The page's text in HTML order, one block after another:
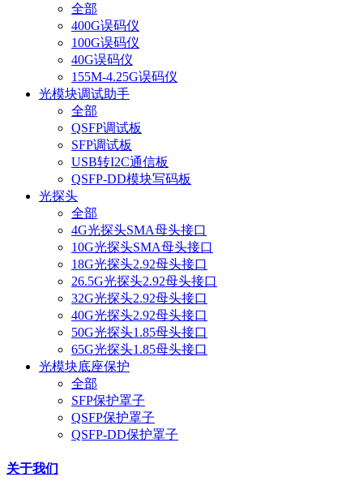
全部
400G误码仪
100G误码仪
40G误码仪
155M-4.25G误码仪
光模块调试助手
全部
QSFP调试板
SFP调试板
USB转I2C通信板
QSFP-DD模块写码板
光探头
全部
4G光探头SMA母头接口
10G光探头SMA母头接口
18G光探头2.92母头接口
26.5G光探头2.92母头接口
32G光探头2.92母头接口
40G光探头2.92母头接口
50G光探头1.85母头接口
65G光探头1.85母头接口
光模块底座保护
全部
SFP保护罩子
QSFP保护罩子
QSFP-DD保护罩子
关于我们